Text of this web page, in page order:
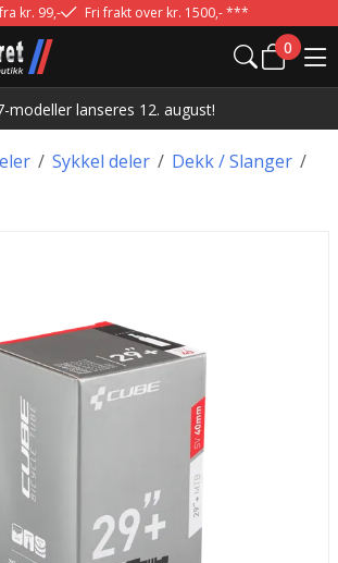
kr. 99,- Fri frakt over kr. 1500,- ***
0
modeller lanseres 12. august!
/ /
Sykkel deler /
Dekk / Slanger